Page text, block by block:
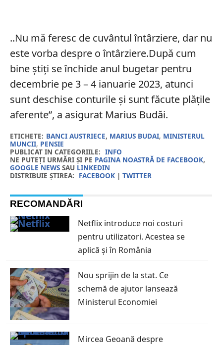
..Nu mă feresc de cuvântul întârziere, dar nu
este vorba despre o întârziere.După cum
bine ştiţi se închide anul bugetar pentru
decembrie pe 3 – 4 ianuarie 2023, atunci
sunt deschise conturile şi sunt făcute plăţile
aferente”, a asigurat Marius Budăi.
ETICHETE: BANCI AUSTRIECE, MARIUS BUDAI, MINISTERUL
MUNCII, PENSIE
PUBLICAT IN CATEGORIILE: INFO
NE PUTEȚI URMĂRI ȘI PE PAGINA NOASTRĂ DE FACEBOOK,
GOOGLE NEWSSAU LINKEDIN
DISTRIBUIE ȘTIREA: FACEBOOK| TWITTER
RECOMANDĂRI
Netflix introduce noi costuri
pentru utilizatori. Acestea se
aplică și în România
Nou sprijin de la stat. Ce
schemă de ajutor lansează
Ministerul Economiei
Mircea Geoană despre